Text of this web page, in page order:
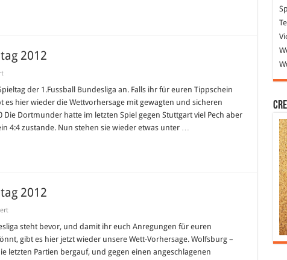
2012
für
29.
Spieltag
2012
der 1.Fussball Bundesliga an. Falls ihr für euren Tippschein
es hier wieder die Wettvorhersage mit gewagten und sicheren
Dortmunder hatte im letzten Spiel gegen Stuttgart viel Pech aber
4:4 zustande. Nun stehen sie wieder etwas unter …
2012
für
27.
Spieltag
2012
steht bevor, und damit ihr euch Anregungen für euren
gibt es hier jetzt wieder unsere Wett-Vorhersage. Wolfsburg –
letzten Partien bergauf, und gegen einen angeschlagenen